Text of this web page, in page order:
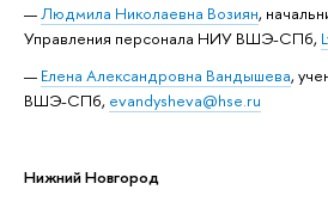
Людмила Николаевна Возиян,
Управления персонала НИУ ВШЭ-СПб,
Елена Александровна Вандышева,
ВШЭ-СПб, evandysheva@hse.ru
Нижний Новгород